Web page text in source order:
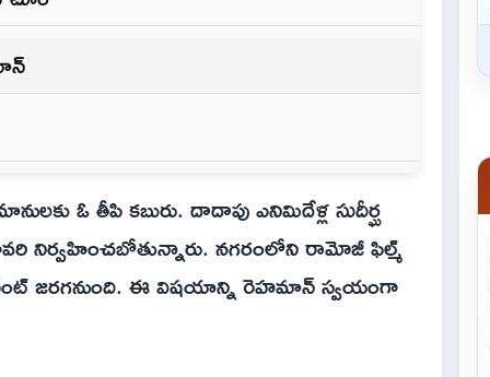
ఓ తీపి కబురు. దాదాపు ఎనిమిదేళ్ల సుదీర్ఘ
నగరంలోని రామోజీ ఫిల్మ్
జరగనుంది. ఈ విషయాన్ని రెహమాన్ స్వయంగా